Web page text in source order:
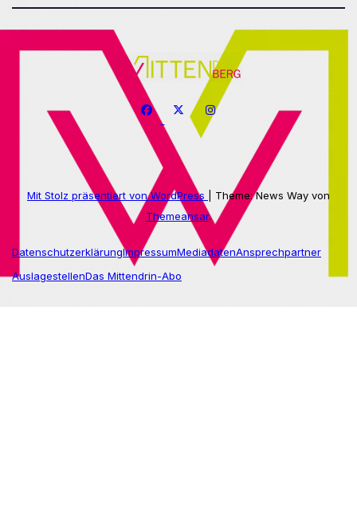
Mit Stolz präsentiert von WordPress
Theme: News Way von
Themeansar.
DatenschutzerklärungImpressumMediadatenAnsprechpartner
AuslagestellenDas Mittendrin-Abo